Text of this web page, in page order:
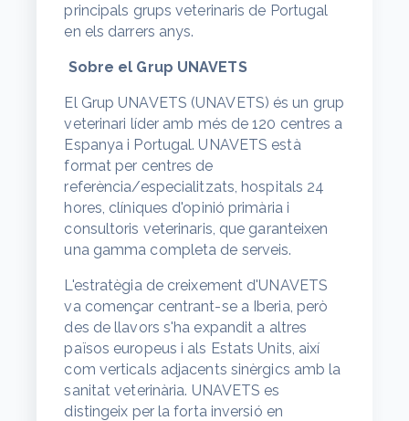
principals grups veterinaris de Portugal
en els darrers anys.
Sobre el Grup UNAVETS
El Grup UNAVETS (UNAVETS) és un grup
veterinari líder amb més de 120 centres a
Espanya i Portugal. UNAVETS està
format per centres de
referència/especialitzats, hospitals 24
hores, clíniques d'opinió primària i
consultoris veterinaris, que garanteixen
una gamma completa de serveis.
L'estratègia de creixement d'UNAVETS
va començar centrant-se a Iberia, però
des de llavors s'ha expandit a altres
països europeus i als Estats Units, així
com verticals adjacents sinèrgics amb la
sanitat veterinària. UNAVETS es
distingeix per la forta inversió en